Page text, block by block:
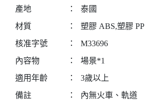
產地
：
泰國
材質
：
塑膠 ABS,塑膠 PP
核准字號
：
M33696
內容物
：
場景*1
適用年齡
：
3歲以上
備註
： 內無火車、軌道